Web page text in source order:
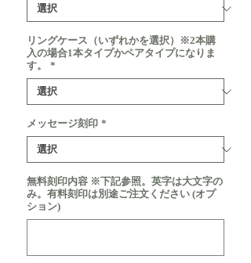
リングケース（いずれかを選択）※2本購
入の場合1本タイプかペアタイプになりま
す。
*
メッセージ刻印 *
無料刻印内容 ※下記参照。英字は大文字の
み。有料刻印は別途ご注文ください (オプ
ション)